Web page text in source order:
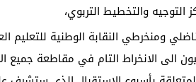
التوجيه والتخطيط التربوي،
ومنخرطي النقابة الوطنية للتعليم
الى الانخراط التام في مقاطعة جميع